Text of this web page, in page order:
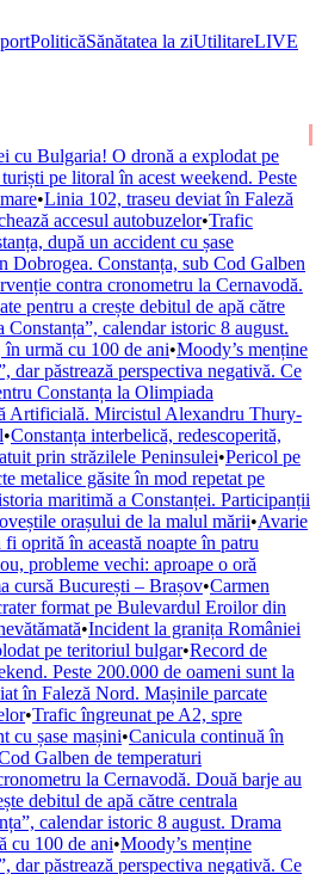
PoliticăSănătatea la ziUtilitareLIVE
cu Bulgaria! O dronă a explodat pe
pe litoral în acest weekend. Peste
•Linia 102, traseu deviat în Faleză
accesul autobuzelor•Trafic
după un accident cu șase
Dobrogea. Constanța, sub Cod Galben
contra cronometru la Cernavodă.
pentru a crește debitul de apă către
Constanța”, calendar istoric 8 august.
urmă cu 100 de ani•Moody’s menține
dar păstrează perspectiva negativă. Ce
Constanța la Olimpiada
Artificială. Mircistul Alexandru Thury-
•Constanța interbelică, redescoperită,
prin străzilele Peninsulei•Pericol pe
metalice găsite în mod repetat pe
maritimă a Constanței. Participanții
orașului de la malul mării•Avarie
oprită în această noapte în patru
probleme vechi: aproape o oră
cursă București – Brașov•Carmen
format pe Bulevardul Eroilor din
•Incident la granița României
pe teritoriul bulgar•Record de
Peste 200.000 de oameni sunt la
în Faleză Nord. Mașinile parcate
•Trafic îngreunat pe A2, spre
cu șase mașini•Canicula continuă în
Galben de temperaturi
la Cernavodă. Două barje au
debitul de apă către centrala
calendar istoric 8 august. Drama
cu 100 de ani•Moody’s menține
dar păstrează perspectiva negativă. Ce